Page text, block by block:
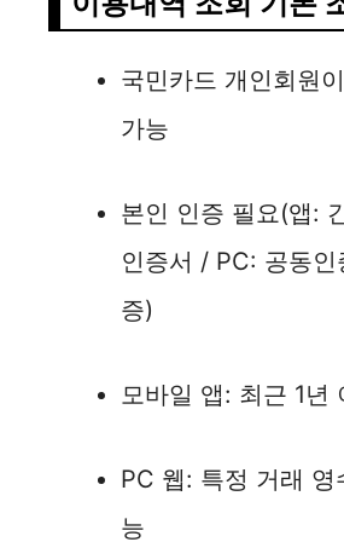
국민카드 개인회원
가능
본인 인증 필요(앱:
인증서 / PC: 공동인
증)
모바일 앱: 최근 1년
PC 웹: 특정 거래 영
능